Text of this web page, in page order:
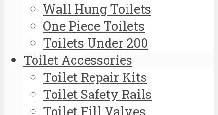
Wall Hung Toilets
One Piece Toilets
Toilets Under 200
Toilet Accessories
Toilet Repair Kits
Toilet Safety Rails
Toilet Fill Valves